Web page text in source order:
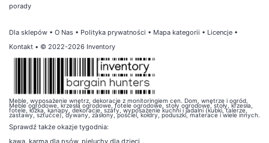
porady
Dla sklepów • O Nas • Polityka prywatności • Mapa kategorii • Licencje •
Kontakt • © 2022-2026 Inventory
Meble, wyposażenie wnętrz, dekoracje z monitoringiem cen. Dom, wnętrze i ogród.
Meble ogrodowe, krzesła ogrodowe, fotele ogrodowe, stoły ogrodowe, stoły, krzesła,
fotele, łóżka, kanapy, dekoracje, szafy, wyposażenie kuchni i jadalni (kubki, talerze,
zastawy, sztućce), dywany, zasłony, pościel, kołdry, poduszki, materace i wiele innych.
Sprawdź także okazje tygodnia:
kawa karma dla psów, pieluchy dla dzieci